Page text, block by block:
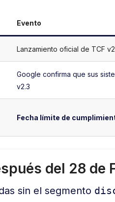
Evento
Lanzamiento oficial de TCF
Google confirma que sus
v2.3
Fecha límite de
del 28 de
sin el segmento